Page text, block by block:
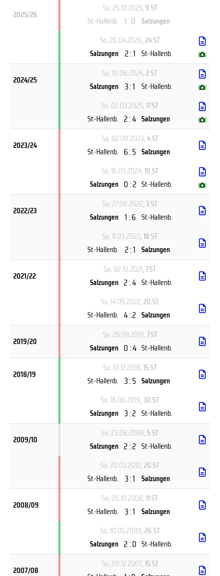
2025/26
Sa, 25.10.2025, 9.ST
St.-Hallenb. 1 : 0 Salzungen
So, 26.04.2026, 24.ST
Salzungen 2 : 1 St.-Hallenb. ( )
2024/25
Sa, 10.08.2024, 2.ST
Salzungen 3 : 1 St.-Hallenb. ( )
So, 02.03.2025, 17.ST
St.-Hallenb. 2 : 4 Salzungen ( )
2023/24
Sa, 02.09.2023, 4.ST
St.-Hallenb. 6 : 5 Salzungen
Sa, 16.03.2024, 19.ST
Salzungen 0 : 2 St.-Hallenb. ( )
2022/23
Sa, 27.08.2022, 3.ST
Salzungen 1 : 6 St.-Hallenb.
Sa, 11.03.2023, 18.ST
St.-Hallenb. 2 : 1 Salzungen
2021/22
Sa, 02.10.2021, 7.ST
Salzungen 2 : 4 St.-Hallenb.
Sa, 14.05.2022, 20.ST
St.-Hallenb. 4 : 2 Salzungen
2019/20
Sa, 28.09.2019, 7.ST
Salzungen 0 : 4 St.-Hallenb.
2018/19
Sa, 01.12.2018, 15.ST
St.-Hallenb. 3 : 5 Salzungen
So, 16.06.2019, 30.ST
Salzungen 3 : 2 St.-Hallenb.
2009/10
So, 23.08.2009, 5.ST
Salzungen 2 : 2 St.-Hallenb.
Sa, 20.03.2010, 20.ST
St.-Hallenb. 3 : 1 Salzungen
2008/09
So, 05.10.2008, 11.ST
St.-Hallenb. 3 : 1 Salzungen
So, 10.05.2009, 26.ST
Salzungen 2 : 0 St.-Hallenb.
2007/08
So, 09.12.2007, 15.ST